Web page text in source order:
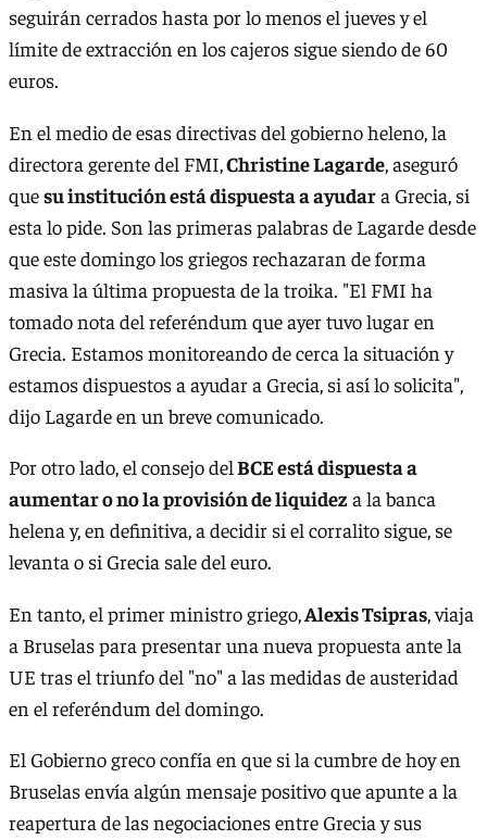
seguirán cerrados hasta por lo menos el jueves y el
límite de extracción en los cajeros sigue siendo de 60
euros.
En el medio de esas directivas del gobierno heleno, la
directora gerente del FMI,Christine Lagarde, aseguró
quesu institución está dispuesta a ayudara Grecia, si
esta lo pide. Son las primeras palabras de Lagarde desde
que este domingo los griegos rechazaran de forma
masiva la última propuesta de la troika. "El FMI ha
tomado nota del referéndum que ayer tuvo lugar en
Grecia. Estamos monitoreando de cerca la situación y
estamos dispuestos a ayudar a Grecia, si así lo solicita",
dijo Lagarde en un breve comunicado.
Por otro lado, el consejo delBCE está dispuesta a
aumentar o no la provisión de liquideza la banca
helena y, en definitiva, a decidir si el corralito sigue, se
levanta o si Grecia sale del euro.
En tanto, el primer ministro griego,Alexis Tsipras, viaja
a Bruselas para presentar una nueva propuesta ante la
UE tras el triunfo del "no" a las medidas de austeridad
en el referéndum del domingo.
El Gobierno greco confía en que si la cumbre de hoy en
Bruselas envía algún mensaje positivo que apunte a la
reapertura de las negociaciones entre Grecia y sus